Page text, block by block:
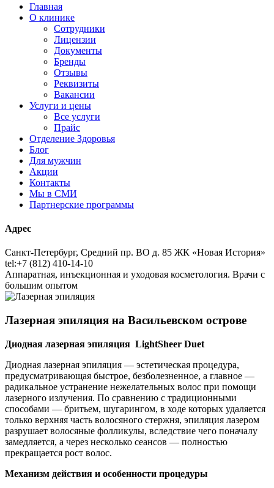
Главная
О клинике
Сотрудники
Лицензии
Документы
Бренды
Отзывы
Реквизиты
Вакансии
Услуги и цены
Все услуги
Прайс
Отделение Здоровья
Блог
Для мужчин
Акции
Контакты
Мы в СМИ
Партнерские программы
Адрес
Санкт-Петербург, Средний пр. ВО д. 85 ЖК «Новая История»
tel:+7 (812) 410-14-10
Аппаратная, инъекционная и уходовая косметология. Врачи с
большим опытом
Лазерная эпиляция на Васильевском острове
Диодная лазерная эпиляция LightSheer Duet
Диодная лазерная эпиляция — эстетическая процедура,
предусматривающая быстрое, безболезненное, а главное —
радикальное устранение нежелательных волос при помощи
лазерного излучения. По сравнению с традиционными
способами — бритьем, шугарингом, в ходе которых удаляется
только верхняя часть волосяного стержня, эпиляция лазером
разрушает волосяные фолликулы, вследствие чего поначалу
замедляется, а через несколько сеансов — полностью
прекращается рост волос.
Механизм действия и особенности процедуры